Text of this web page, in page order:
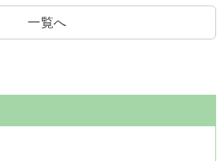
一覧へ